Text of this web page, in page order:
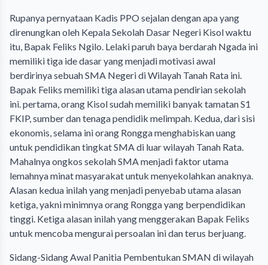
Rupanya pernyataan Kadis PPO sejalan dengan apa yang
direnungkan oleh Kepala Sekolah Dasar Negeri Kisol waktu
itu, Bapak Feliks Ngilo. Lelaki paruh baya berdarah Ngada ini
memiliki tiga ide dasar yang menjadi motivasi awal
berdirinya sebuah SMA Negeri di Wilayah Tanah Rata ini.
Bapak Feliks memiliki tiga alasan utama pendirian sekolah
ini. pertama, orang Kisol sudah memiliki banyak tamatan S1
FKIP, sumber dan tenaga pendidik melimpah. Kedua, dari sisi
ekonomis, selama ini orang Rongga menghabiskan uang
untuk pendidikan tingkat SMA di luar wilayah Tanah Rata.
Mahalnya ongkos sekolah SMA menjadi faktor utama
lemahnya minat masyarakat untuk menyekolahkan anaknya.
Alasan kedua inilah yang menjadi penyebab utama alasan
ketiga, yakni minimnya orang Rongga yang berpendidikan
tinggi. Ketiga alasan inilah yang menggerakan Bapak Feliks
untuk mencoba mengurai persoalan ini dan terus berjuang.
Sidang-Sidang Awal Panitia Pembentukan SMAN di wilayah